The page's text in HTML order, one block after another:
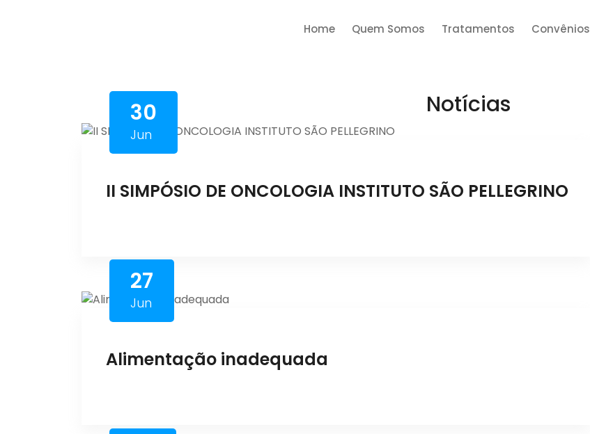
Home Quem Somos Tratamentos Convênios
Notícias
30
Jun
II SIMPÓSIO DE ONCOLOGIA INSTITUTO SÃO PELLEGRINO
27
Jun
Alimentação inadequada